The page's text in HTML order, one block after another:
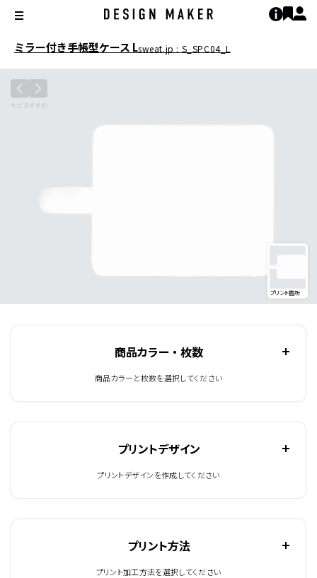
ミラー付き手帳型ケース Lsweat.jp : S_SPC04_L
プリント箇所
商品カラー ・ 枚数
商品カラーと枚数を選択してください
プリントデザイン
プリントデザインを作成してください
プリント方法
プリント加工方法を選択してください